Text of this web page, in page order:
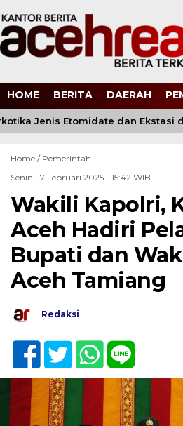
HOME BERITA DAERAH
Jenis Etomidate dan Ekstasi
Home / Pemerintah
Senin, 17 Februari 2025 - 15:42 WIB
Wakili Kapolri,
Aceh Hadiri
Bupati dan
Aceh Tamiang
Redaksi